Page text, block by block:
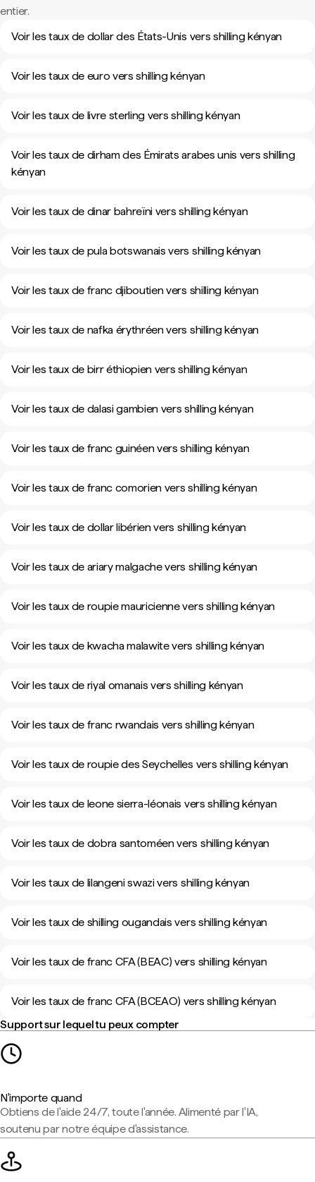
entier.
Voir les taux de dollar des États-Unis vers shilling kényan
Voir les taux de euro vers shilling kényan
Voir les taux de livre sterling vers shilling kényan
Voir les taux de dirham des Émirats arabes unis vers shilling
kényan
Voir les taux de dinar bahreïni vers shilling kényan
Voir les taux de pula botswanais vers shilling kényan
Voir les taux de franc djiboutien vers shilling kényan
Voir les taux de nafka érythréen vers shilling kényan
Voir les taux de birr éthiopien vers shilling kényan
Voir les taux de dalasi gambien vers shilling kényan
Voir les taux de franc guinéen vers shilling kényan
Voir les taux de franc comorien vers shilling kényan
Voir les taux de dollar libérien vers shilling kényan
Voir les taux de ariary malgache vers shilling kényan
Voir les taux de roupie mauricienne vers shilling kényan
Voir les taux de kwacha malawite vers shilling kényan
Voir les taux de riyal omanais vers shilling kényan
Voir les taux de franc rwandais vers shilling kényan
Voir les taux de roupie des Seychelles vers shilling kényan
Voir les taux de leone sierra-léonais vers shilling kényan
Voir les taux de dobra santoméen vers shilling kényan
Voir les taux de lilangeni swazi vers shilling kényan
Voir les taux de shilling ougandais vers shilling kényan
Voir les taux de franc CFA (BEAC) vers shilling kényan
Voir les taux de franc CFA (BCEAO) vers shilling kényan
Support sur lequel tu peux compter
N'importe quand
Obtiens de l'aide 24/7, toute l'année. Alimenté par l'IA,
soutenu par notre équipe d'assistance.